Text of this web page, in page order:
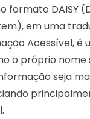
formato DAISY
, em uma
Acessível, é
o próprio nome
seja